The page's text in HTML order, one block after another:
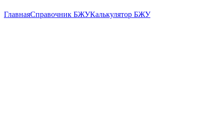
ГлавнаяСправочник БЖУКалькулятор БЖУ